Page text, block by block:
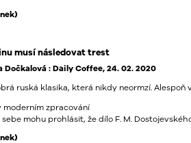
musí následovat trest
Dočkalová : Daily Coffee, 24. 02. 2020
ruská klasika, která nikdy neormzí.
moderním zpracování
sebe mohu prohlásit, že dílo F. M.